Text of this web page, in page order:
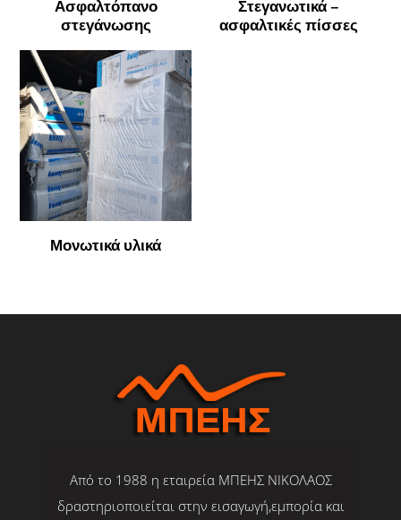
Ασφαλτόπανο
στεγάνωσης
Στεγανωτικά –
ασφαλτικές πίσσες
Μονωτικά υλικά
Από το 1988 η εταιρεία ΜΠΕΗΣ ΝΙΚΟΛΑΟΣ
δραστηριοποιείται στην εισαγωγή,εμπορία και